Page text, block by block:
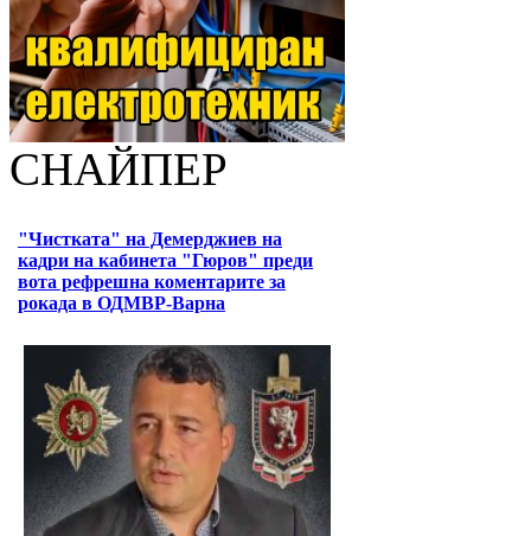
СНАЙПЕР
"Чистката" на Демерджиев на
кадри на кабинета "Гюров" преди
вота рефрешна коментарите за
рокада в ОДМВР-Варна